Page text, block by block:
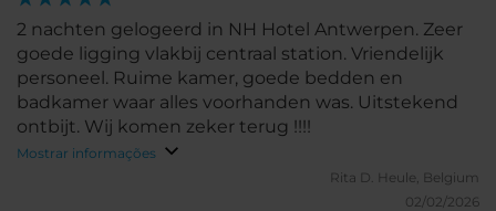
2 nachten gelogeerd in NH Hotel Antwerpen. Zeer
goede ligging vlakbij centraal station. Vriendelijk
personeel. Ruime kamer, goede bedden en
badkamer waar alles voorhanden was. Uitstekend
ontbijt. Wij komen zeker terug !!!!
Mostrar informações
Rita D. Heule, Belgium
02/02/2026